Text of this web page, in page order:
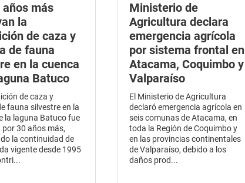
años más
la
de caza y
de fauna
en la cuenca
Batuco
de caza y
fauna silvestre en la
la laguna Batuco fue
por 30 años más,
la continuidad de
vigente desde 1995
Ministerio de
Agricultura declara
emergencia agrícola
por sistema frontal en
Atacama, Coquimbo y
Valparaíso
El Ministerio de Agricultura
declaró emergencia agrícola en
seis comunas de Atacama, en
toda la Región de Coquimbo y
en las provincias continentales
de Valparaíso, debido a los
daños prod...